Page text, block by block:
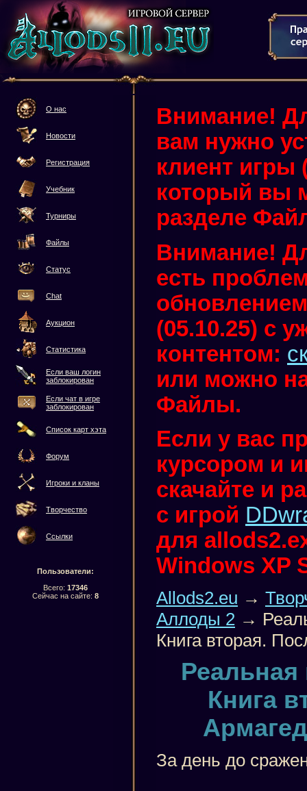
О нас
Новости
Регистрация
Учебник
Турниры
Файлы
Статус
Chat
Аукцион
Статистика
Если ваш логин
заблокирован
Если чат в игре
заблокирован
Список карт хэта
Форум
Игроки и кланы
Творчество
Ссылки
Пользователи:
Всего: 17346
Сейчас на сайте: 8
Внимание!
вам нужно
клиент игры
который вы
разделе
Внимание!
есть
(05.10.25) с
контентом:
или можно
Файлы.
Если у вас
курсором и
скачайте и
с игрой
для
Windows XP
Allods2.eu →
Аллоды 2 →
Книга вторая.
Реальная
Книга
За день до